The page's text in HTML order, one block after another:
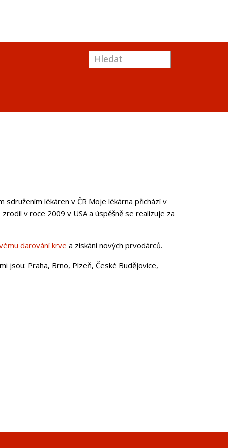
sdružením lékáren v ČR Moje lékárna přichází v
v roce 2009 v USA a úspěšně se realizuje za
darování krve a získání nových prvodárců.
jsou: Praha, Brno, Plzeň, České Budějovice,